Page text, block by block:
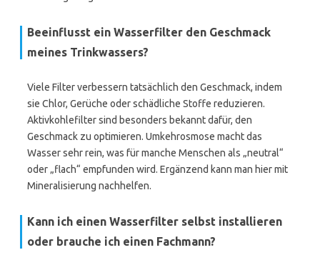
Beeinflusst ein Wasserfilter den Geschmack
meines Trinkwassers?
Viele Filter verbessern tatsächlich den Geschmack, indem
sie Chlor, Gerüche oder schädliche Stoffe reduzieren.
Aktivkohlefilter sind besonders bekannt dafür, den
Geschmack zu optimieren. Umkehrosmose macht das
Wasser sehr rein, was für manche Menschen als „neutral“
oder „flach“ empfunden wird. Ergänzend kann man hier mit
Mineralisierung nachhelfen.
Kann ich einen Wasserfilter selbst installieren
oder brauche ich einen Fachmann?